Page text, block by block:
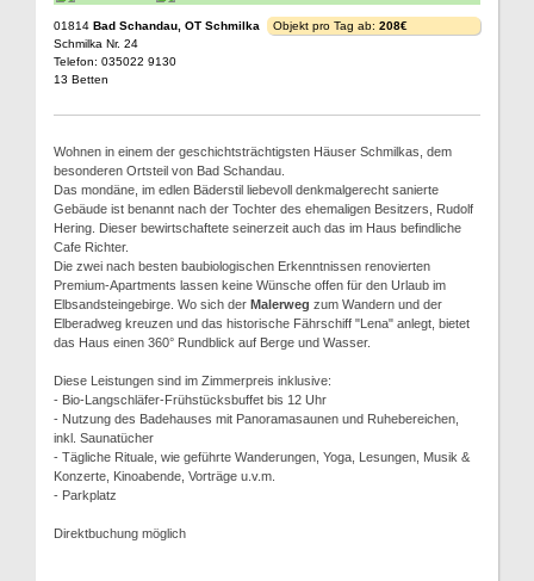
01814 Bad Schandau, OT Schmilka
Schmilka Nr. 24
Telefon: 035022 9130
13 Betten
Objekt pro Tag ab: 208€
Wohnen in einem der geschichtsträchtigsten Häuser Schmilkas, dem
besonderen Ortsteil von Bad Schandau.
Das mondäne, im edlen Bäderstil liebevoll denkmalgerecht sanierte
Gebäude ist benannt nach der Tochter des ehemaligen Besitzers, Rudolf
Hering. Dieser bewirtschaftete seinerzeit auch das im Haus befindliche
Cafe Richter.
Die zwei nach besten baubiologischen Erkenntnissen renovierten
Premium-Apartments lassen keine Wünsche offen für den Urlaub im
Elbsandsteingebirge. Wo sich der Malerweg zum Wandern und der
Elberadweg kreuzen und das historische Fährschiff "Lena" anlegt, bietet
das Haus einen 360° Rundblick auf Berge und Wasser.
Diese Leistungen sind im Zimmerpreis inklusive:
- Bio-Langschläfer-Frühstücksbuffet bis 12 Uhr
- Nutzung des Badehauses mit Panoramasaunen und Ruhebereichen,
inkl. Saunatücher
- Tägliche Rituale, wie geführte Wanderungen, Yoga, Lesungen, Musik &
Konzerte, Kinoabende, Vorträge u.v.m.
- Parkplatz
Direktbuchung möglich